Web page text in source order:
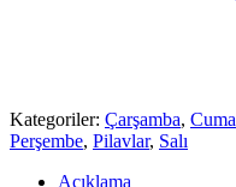
Kategoriler: Çarşamba, Cuma
Perşembe, Pilavlar, Salı
Açıklama